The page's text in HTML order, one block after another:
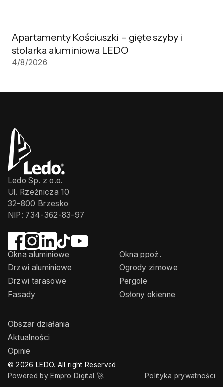
Apartamenty Kościuszki – gięte szyby i
stolarka aluminiowa LEDO
4/8/2026
Ledo Sp. z o.o.
Ul. Rzeźnicza 10
32-800 Brzesko
NIP: 734-362-83-97
Okna aluminiowe
Drzwi aluminiowe
Drzwi tarasowe
Fasady
Okna ppoż.
Ogrody zimowe
Pergole
Osłony okienne
Obszar działania
Aktualności
Opinie
© 2026 LEDO. All right Reserved
Powered by Empro Digital 🚀
Polityka prywatności